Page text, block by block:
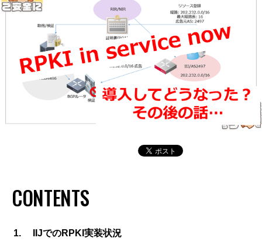
CONTENTS
IIJでのRPKI実装状況